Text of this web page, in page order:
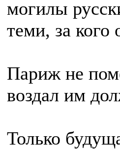
могилы
теми, за
Париж не
воздал им
Только